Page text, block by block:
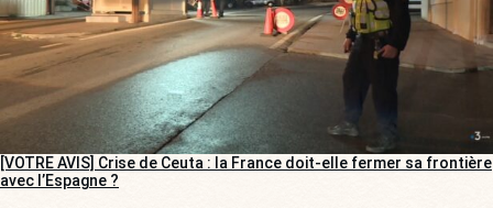
[VOTRE AVIS] Crise de Ceuta : la France doit-elle fermer sa frontière
avec l’Espagne ?